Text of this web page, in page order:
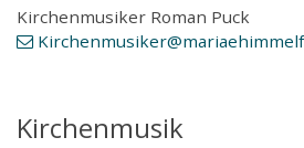
Kirchenmusiker Roman Puck
Kirchenmusiker
Kirchenmusik